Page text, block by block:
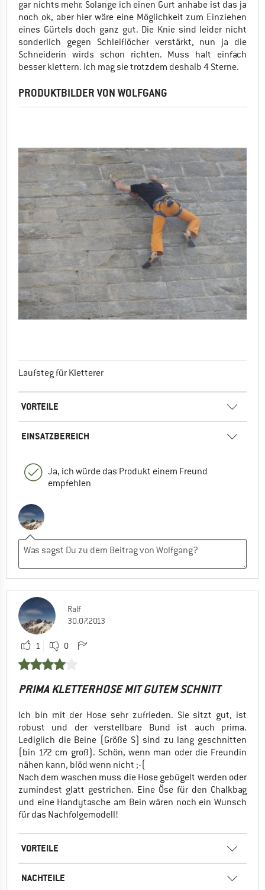
gar nichts mehr. Solange ich einen Gurt anhabe ist das ja
noch ok, aber hier wäre eine Möglichkeit zum Einziehen
eines Gürtels doch ganz gut. Die Knie sind leider nicht
sonderlich gegen Schleiflöcher verstärkt, nun ja die
Schneiderin wirds schon richten. Muss halt einfach
besser klettern. Ich mag sie trotzdem deshalb 4 Sterne.
PRODUKTBILDER VON WOLFGANG
Laufsteg für Kletterer
VORTEILE
EINSATZBEREICH
Ja, ich würde das Produkt einem Freund
empfehlen
Ralf
30.07.2013
1 0
PRIMA KLETTERHOSE MIT GUTEM SCHNITT
Ich bin mit der Hose sehr zufrieden. Sie sitzt gut, ist
robust und der verstellbare Bund ist auch prima.
Lediglich die Beine (Größe S) sind zu lang geschnitten
(bin 172 cm groß). Schön, wenn man oder die Freundin
nähen kann, blöd wenn nicht ;-(
Nach dem waschen muss die Hose gebügelt werden oder
zumindest glatt gestrichen. Eine Öse für den Chalkbag
und eine Handytasche am Bein wären noch ein Wunsch
für das Nachfolgemodell!
VORTEILE
NACHTEILE